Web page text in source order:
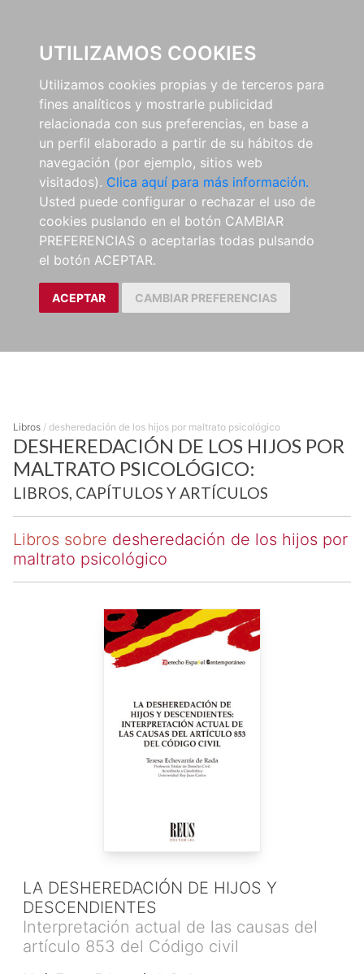
UTILIZAMOS COOKIES
Utilizamos cookies propias y de terceros para
fines analíticos y mostrarle publicidad
relacionada con sus preferencias, en base a
un perfil elaborado a partir de su hábitos de
navegación (por ejemplo, sitios web
visitados). Clica aquí para más información.
Usted puede configurar o rechazar el uso de
cookies puslando en el botón CAMBIAR
PREFERENCIAS o aceptarlas todas pulsando
el botón ACEPTAR.
ACEPTAR CAMBIAR PREFERENCIAS
Libros / desheredación de los hijos por maltrato psicológico
DESHEREDACIÓN DE LOS HIJOS POR
MALTRATO PSICOLÓGICO:
LIBROS, CAPÍTULOS Y ARTÍCULOS
Libros sobre desheredación de los hijos por
maltrato psicológico
LA DESHEREDACIÓN DE HIJOS Y
DESCENDIENTES
Interpretación actual de las causas del
artículo 853 del Código civil